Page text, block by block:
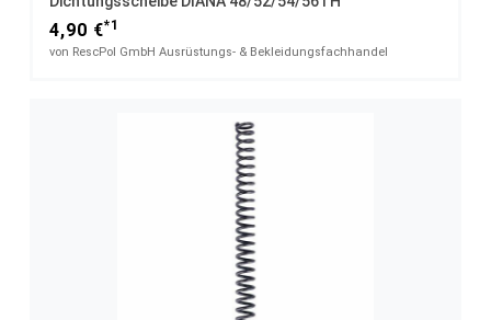
4,90 €*1
von RescPol GmbH Ausrüstungs- & Bekleidungsfachhandel